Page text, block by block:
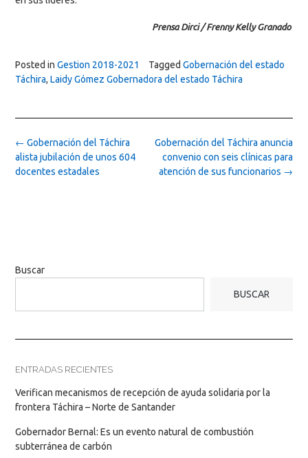
Prensa Dirci / Frenny Kelly Granado
Posted in Gestion 2018-2021 Tagged Gobernación del estado
Táchira, Laidy Gómez Gobernadora del estado Táchira
Post
navigation
Gobernación del Táchira anuncia
convenio con seis clínicas para
atención de sus funcionarios →
← Gobernación del Táchira
alista jubilación de unos 604
docentes estadales
Buscar
BUSCAR
ENTRADAS RECIENTES
Verifican mecanismos de recepción de ayuda solidaria por la
frontera Táchira – Norte de Santander
Gobernador Bernal: Es un evento natural de combustión
subterránea de carbón